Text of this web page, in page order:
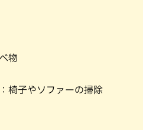
物
椅子やソファーの掃除